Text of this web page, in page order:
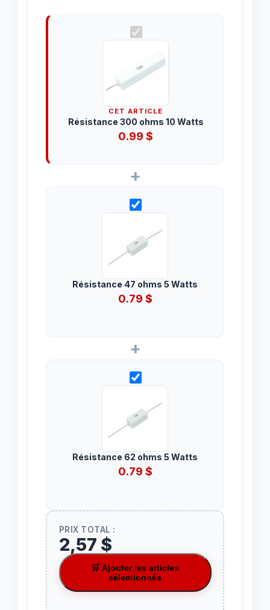
CET ARTICLE
Résistance 300 ohms 10 Watts
0.99$
+
Résistance 47 ohms 5 Watts
0.79 $
+
Résistance 62 ohms 5 Watts
0.79 $
PRIX TOTAL :
2,57 $
🛒 Ajouter les articles
sélectionnés